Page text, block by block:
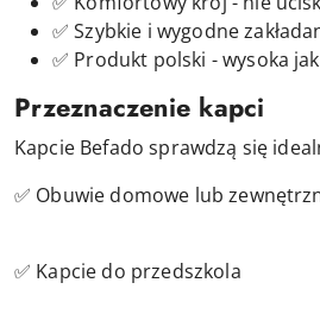
✅ Szybkie i wygodne
✅ Produkt polski - wysoka
Przeznaczenie kapci
Kapcie Befado sprawdzą się
✅ Obuwie domowe lub
✅ Kapcie do przedszkola